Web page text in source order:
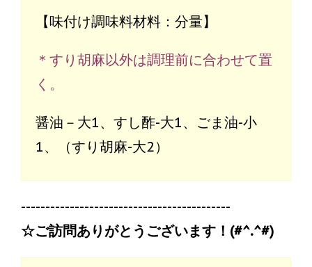
【味付け調味料材料：分量】
＊すり胡麻以外は調理前に合わせて置
く。
醤油－大1、すし酢-大1、ごま油-小
1、（すり胡麻-大2）
-------------------------------------------
☆ご訪問ありがとうございます！(#^.^#)